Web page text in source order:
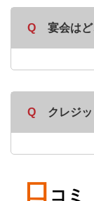
Q 宴会は
Q クレジ
口 コミ